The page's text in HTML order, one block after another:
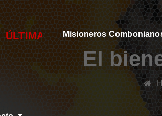
Misioneros
El